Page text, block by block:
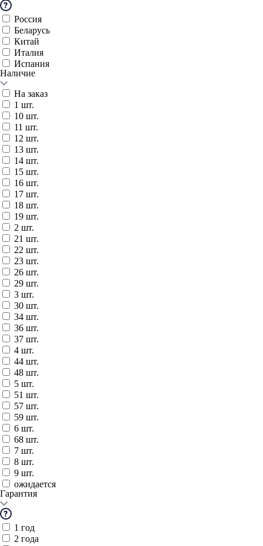
Россия
Беларусь
Китай
Италия
Испания
Наличие
На заказ
1 шт.
10 шт.
11 шт.
12 шт.
13 шт.
14 шт.
15 шт.
16 шт.
17 шт.
18 шт.
19 шт.
2 шт.
21 шт.
22 шт.
23 шт.
26 шт.
29 шт.
3 шт.
30 шт.
34 шт.
36 шт.
37 шт.
4 шт.
44 шт.
48 шт.
5 шт.
51 шт.
57 шт.
59 шт.
6 шт.
68 шт.
7 шт.
8 шт.
9 шт.
ожидается
Гарантия
1 год
2 года